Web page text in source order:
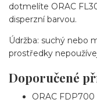
dotmelíte ORAC
disperzní barvou.
Údržba: suchý nebo
prostředky
Doporučené
ORAC